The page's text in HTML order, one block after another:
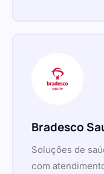
Bradesco
Soluções de
com